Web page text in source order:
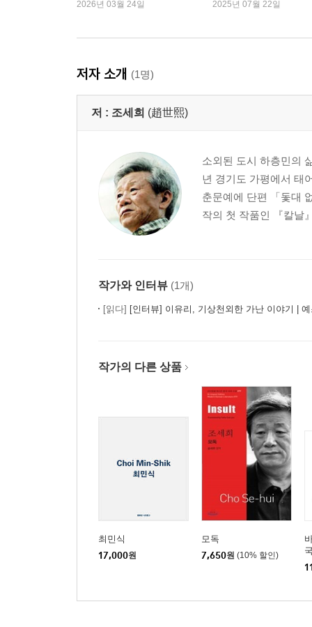
2026년 03월 24일 2025년 07월 22일
저자 소개 (1명)
저 : 조세희 (趙世熙)
소외된 도시 하층민의
년 경기도 가평에서 태
춘문예에 단편 「돛대
작의 첫 작품인 『칼날
작가와 인터뷰 (1개)
[읽다] [인터뷰] 이유리, 기상천외한 가난 이야기 |
작가의 다른 상품
최민식
17,000원
모독
7,650원 (10% 할인)